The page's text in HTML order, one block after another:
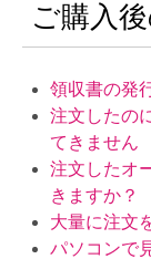
ご購入
領収書の発
注文したの
てきません
注文したオ
きますか？
大量に注文
パソコンで